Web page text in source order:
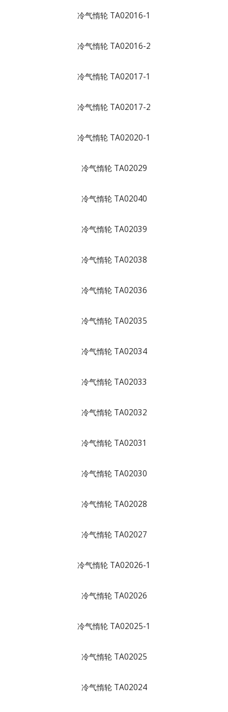
冷气惰轮 TA02016-1
冷气惰轮 TA02016-2
冷气惰轮 TA02017-1
冷气惰轮 TA02017-2
冷气惰轮 TA02020-1
冷气惰轮 TA02029
冷气惰轮 TA02040
冷气惰轮 TA02039
冷气惰轮 TA02038
冷气惰轮 TA02036
冷气惰轮 TA02035
冷气惰轮 TA02034
冷气惰轮 TA02033
冷气惰轮 TA02032
冷气惰轮 TA02031
冷气惰轮 TA02030
冷气惰轮 TA02028
冷气惰轮 TA02027
冷气惰轮 TA02026-1
冷气惰轮 TA02026
冷气惰轮 TA02025-1
冷气惰轮 TA02025
冷气惰轮 TA02024